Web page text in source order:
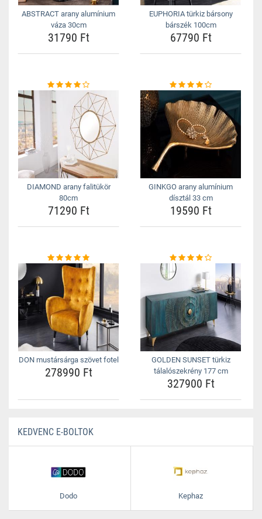
ABSTRACT arany alumínium
váza 30cm
31790 Ft
EUPHORIA türkiz bársony
bárszék 100cm
67790 Ft
DIAMOND arany falitükör
80cm
71290 Ft
GINKGO arany alumínium
dísztál 33 cm
19590 Ft
DON mustársárga szövet fotel
278990 Ft
GOLDEN SUNSET türkiz
tálalószekrény 177 cm
327900 Ft
KEDVENC E-BOLTOK
Dodo Kephaz